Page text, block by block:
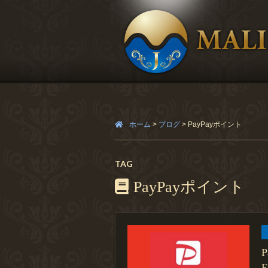
ホーム > ブログ > PayPayポイント
TAG
PayPayポイント